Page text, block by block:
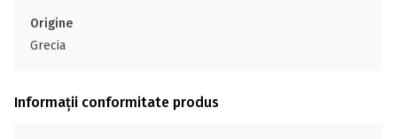
Origine
Grecia
Informații conformitate produs